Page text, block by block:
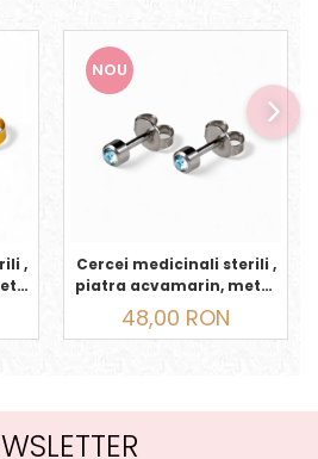
,
NOU
Cercei medicinali sterili ,
piatra acvamarin, metal
argintiu, MARTIE
48,00 RON